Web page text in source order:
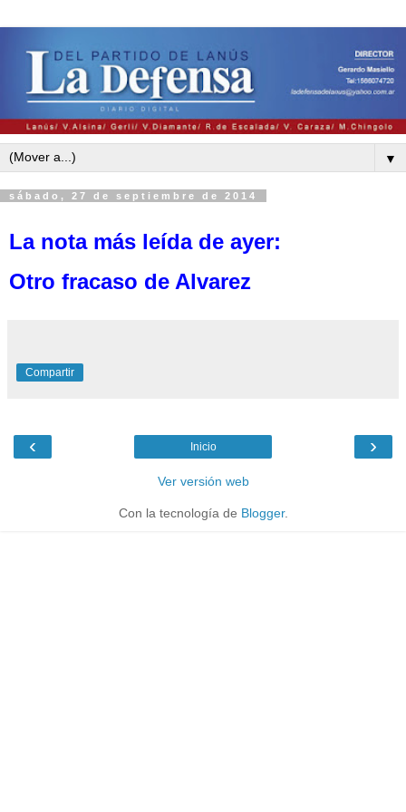
▼
sábado, 27 de septiembre de 2014
La nota más leída de ayer:
Otro fracaso de Alvarez
Compartir
‹ ›
Inicio
Ver versión web
Con la tecnología de Blogger.